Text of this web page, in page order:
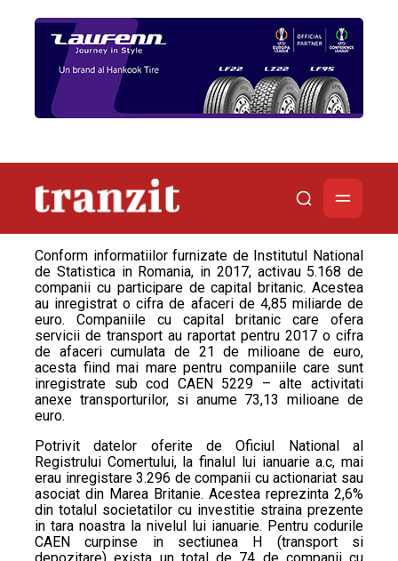
Conform informatiilor furnizate de Institutul National
de Statistica in Romania, in 2017, activau 5.168 de
companii cu participare de capital britanic. Acestea
au inregistrat o cifra de afaceri de 4,85 miliarde de
euro. Companiile cu capital britanic care ofera
servicii de transport au raportat pentru 2017 o cifra
de afaceri cumulata de 21 de milioane de euro,
acesta fiind mai mare pentru companiile care sunt
inregistrate sub cod CAEN 5229 – alte activitati
anexe transporturilor, si anume 73,13 milioane de
euro.
Potrivit datelor oferite de Oficiul National al
Registrului Comertului, la finalul lui ianuarie a.c, mai
erau inregistare 3.296 de companii cu actionariat sau
asociat din Marea Britanie. Acestea reprezinta 2,6%
din totalul societatilor cu investitie straina prezente
in tara noastra la nivelul lui ianuarie. Pentru codurile
CAEN curpinse in sectiunea H (transport si